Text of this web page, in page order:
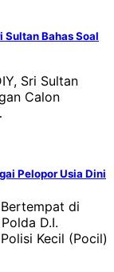
Sultan Bahas Soal
Sri Sultan
Calon
Pelopor Usia Dini
di
D.I.
Kecil (Pocil)